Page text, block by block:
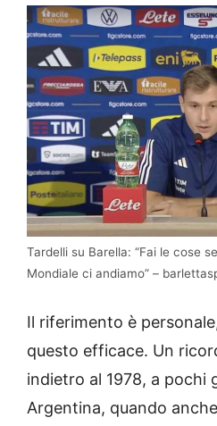
Tardelli su Barella: “Fai le cose
Mondiale ci andiamo” –
Il riferimento è
questo efficace. Un
indietro al 1978, a pochi
Argentina, quando